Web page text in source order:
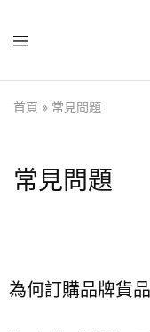
首頁 » 常見問題
常見問題
為何訂購品牌貨